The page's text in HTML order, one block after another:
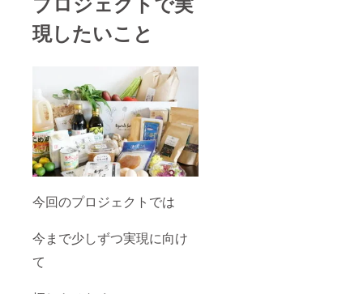
現したいこと
今回のプロジェクトでは
今まで少しずつ実現に向け
て